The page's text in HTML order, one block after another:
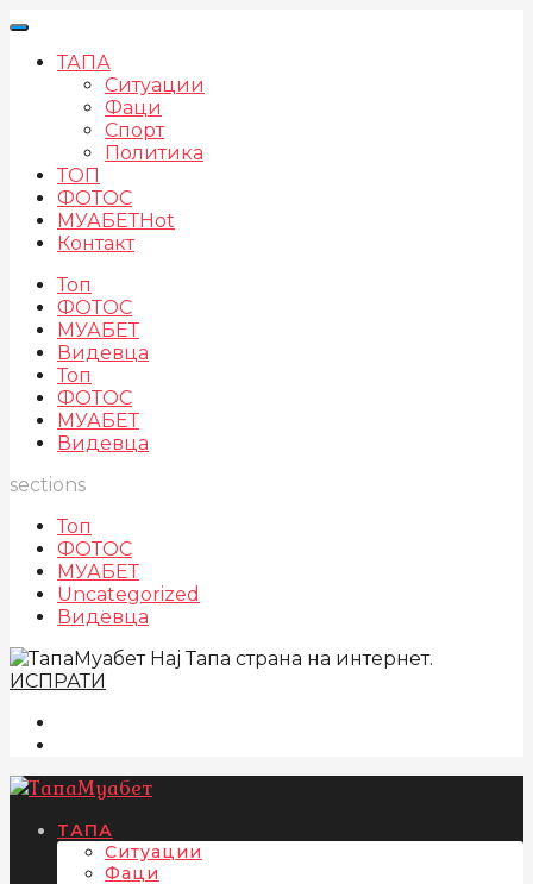
ТАПА
Ситуации
Фаци
Спорт
Политика
ТОП
ФОТОС
МУАБЕТHot
Контакт
Топ
ФОТОС
МУАБЕТ
Видевца
Топ
ФОТОС
МУАБЕТ
Видевца
sections
Топ
ФОТОС
МУАБЕТ
Uncategorized
Видевца
Нај Тапа страна на интернет.
ИСПРАТИ
ТАПА
Ситуации
Фаци